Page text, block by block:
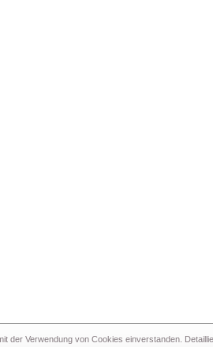
der Verwendung von Cookies einverstanden.